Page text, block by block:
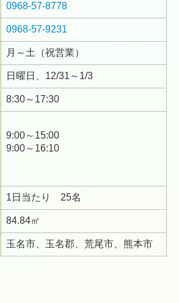
0968-57-8778
0968-57-9231
月～土（祝営業）
日曜日、12/31～1/3
8:30～17:30
9:00～15:00
9:00～16:10
1日当たり 25名
84.84㎡
玉名市、玉名郡、荒尾市、熊本市